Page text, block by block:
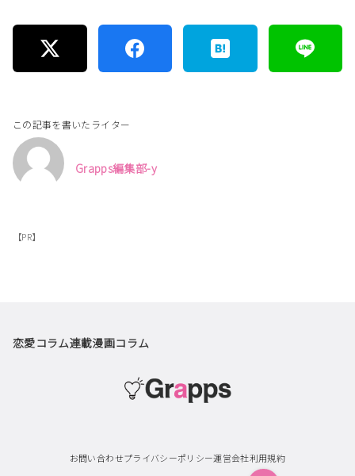
この記事を書いたライター
Grapps編集部-y
【PR】
恋愛コラム連載漫画コラム
お問い合わせプライバシーポリシー運営会社利用規約